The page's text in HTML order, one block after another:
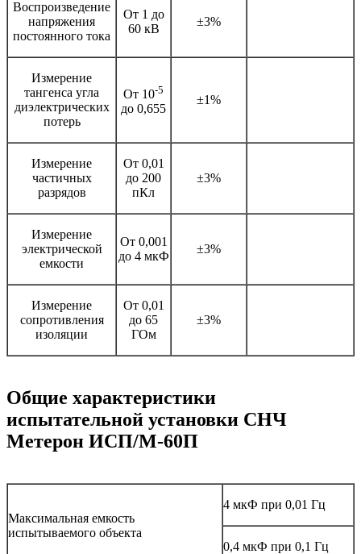
Воспроизведение
напряжения
постоянного тока
От 1 до
60 кВ
±3%
Измерение
тангенса угла
диэлектрических
потерь
От 10-5
до 0,655
±1%
Измерение
частичных
разрядов
От 0,01
до 200
пКл
±3%
Измерение
электрической
емкости
От 0,001
до 4 мкФ
±3%
Измерение
сопротивления
изоляции
От 0,01
до 65
ГОм
±3%
Общие характеристики
испытательной установки СНЧ
Метерон ИСП/М-60П
Максимальная емкость
испытываемого объекта
4 мкФ при 0,01 Гц
0,4 мкФ при 0,1 Гц